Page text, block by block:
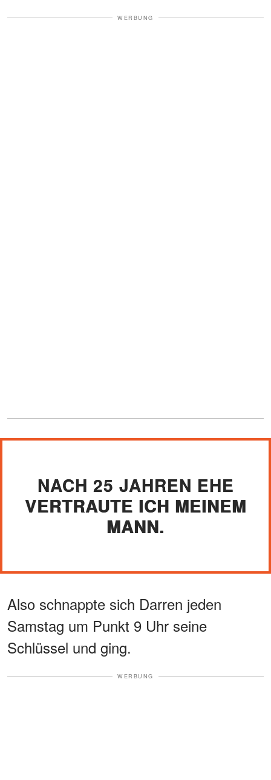
WERBUNG
NACH 25 JAHREN EHE
VERTRAUTE ICH MEINEM
MANN.
Also schnappte sich Darren jeden
Samstag um Punkt 9 Uhr seine
Schlüssel und ging.
WERBUNG